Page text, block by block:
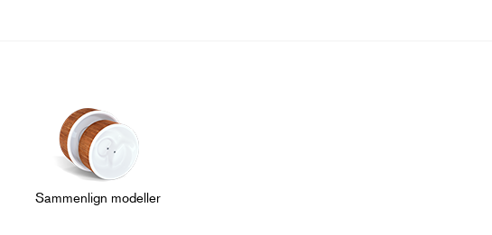
Sammenlign modeller